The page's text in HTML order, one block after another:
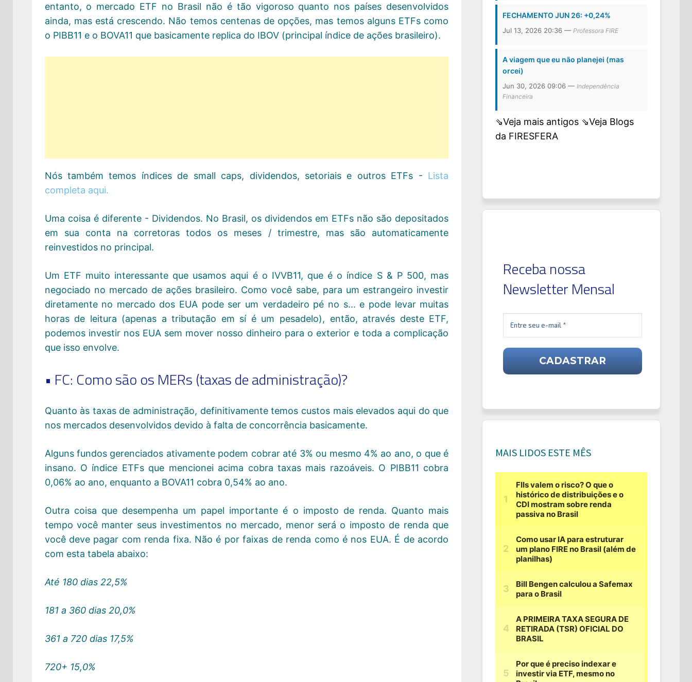
entanto, o mercado ETF no Brasil não é tão vigoroso quanto nos países desenvolvidos
ainda, mas está crescendo. Não temos centenas de opções, mas temos alguns ETFs como
o PIBB11 e o BOVA11 que basicamente replica do IBOV (principal índice de ações brasileiro).
Nós também temos índices de small caps, dividendos, setoriais e outros ETFs - Lista
completa aqui.
Uma coisa é diferente - Dividendos. No Brasil, os dividendos em ETFs não são depositados
em sua conta na corretoras todos os meses / trimestre, mas são automaticamente
reinvestidos no principal.
Um ETF muito interessante que usamos aqui é o IVVB11, que é o índice S & P 500, mas
negociado no mercado de ações brasileiro. Como você sabe, para um estrangeiro investir
diretamente no mercado dos EUA pode ser um verdadeiro pé no s... e pode levar muitas
horas de leitura (apenas a tributação em sí é um pesadelo), então, através deste ETF,
podemos investir nos EUA sem mover nosso dinheiro para o exterior e toda a complicação
que isso envolve.
• FC: Como são os MERs (taxas de administração)?
Quanto às taxas de administração, definitivamente temos custos mais elevados aqui do que
nos mercados desenvolvidos devido à falta de concorrência basicamente.
Alguns fundos gerenciados ativamente podem cobrar até 3% ou mesmo 4% ao ano, o que é
insano. O índice ETFs que mencionei acima cobra taxas mais razoáveis. O PIBB11 cobra
0,06% ao ano, enquanto a BOVA11 cobra 0,54% ao ano.
Outra coisa que desempenha um papel importante é o imposto de renda. Quanto mais
tempo você manter seus investimentos no mercado, menor será o imposto de renda que
você deve pagar com renda fixa. Não é por faixas de renda como é nos EUA. É de acordo
com esta tabela abaixo:
Até 180 dias 22,5%
181 a 360 dias 20,0%
361 a 720 dias 17,5%
720+ 15,0%
FECHAMENTO JUN 26: +0,24%
Jul 13, 2026 20:36 —Professora FIRE
A viagem que eu não planejei (mas
orcei)
Jun 30, 2026 09:06 —Independência
Financeira
⇘Veja mais antigos ⇘Veja Blogs
da FIRESFERA
Receba nossa
Newsletter Mensal
MAIS LIDOS ESTE MÊS